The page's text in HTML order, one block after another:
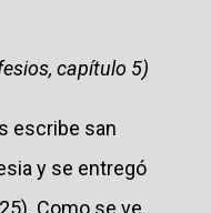
capítulo 5)
escribe san
y se entregó
Como se ve,